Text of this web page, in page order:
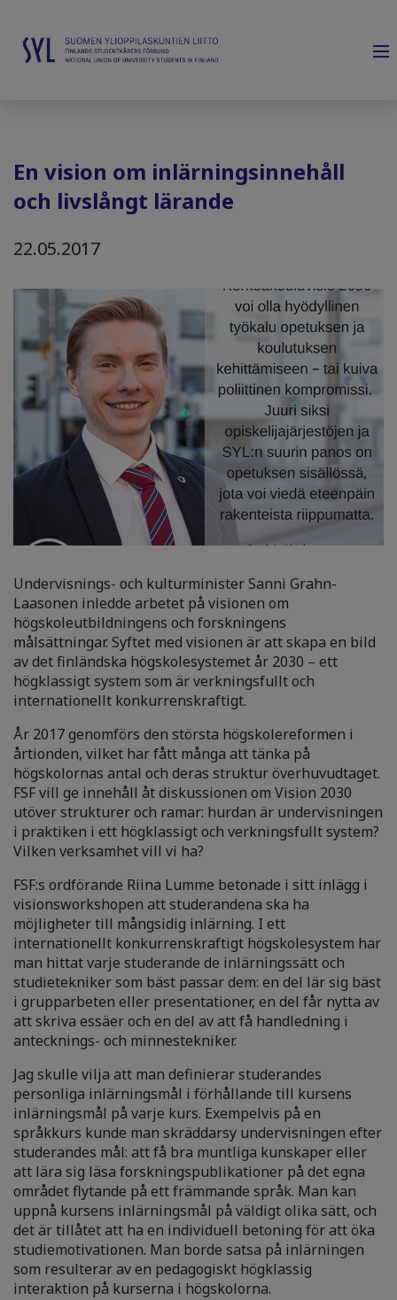
En vision om inlärningsinnehåll
och livslångt lärande
22.05.2017
Undervisnings- och kulturminister Sanni Grahn-
Laasonen inledde arbetet på visionen om
högskoleutbildningens och forskningens
målsättningar. Syftet med visionen är att skapa en bild
av det finländska högskolesystemet år 2030 – ett
högklassigt system som är verkningsfullt och
internationellt konkurrenskraftigt.
År 2017 genomförs den största högskolereformen i
årtionden, vilket har fått många att tänka på
högskolornas antal och deras struktur överhuvudtaget.
FSF vill ge innehåll åt diskussionen om Vision 2030
utöver strukturer och ramar: hurdan är undervisningen
i praktiken i ett högklassigt och verkningsfullt system?
Vilken verksamhet vill vi ha?
FSF:s ordförande Riina Lumme betonade i sitt inlägg i
visionsworkshopen att studerandena ska ha
möjligheter till mångsidig inlärning. I ett
internationellt konkurrenskraftigt högskolesystem har
man hittat varje studerande de inlärningssätt och
studietekniker som bäst passar dem: en del lär sig bäst
i grupparbeten eller presentationer, en del får nytta av
att skriva essäer och en del av att få handledning i
antecknings- och minnestekniker.
Jag skulle vilja att man definierar studerandes
personliga inlärningsmål i förhållande till kursens
inlärningsmål på varje kurs. Exempelvis på en
språkkurs kunde man skräddarsy undervisningen efter
studerandes mål: att få bra muntliga kunskaper eller
att lära sig läsa forskningspublikationer på det egna
området flytande på ett främmande språk. Man kan
uppnå kursens inlärningsmål på väldigt olika sätt, och
det är tillåtet att ha en individuell betoning för att öka
studiemotivationen. Man borde satsa på inlärningen
som resulterar av en pedagogiskt högklassig
interaktion på kurserna i högskolorna.